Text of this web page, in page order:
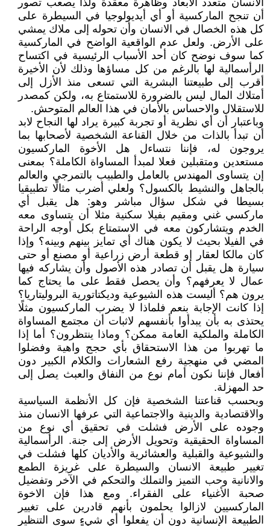
الانسان متعدد الأبعاد وظاهرة معقدة ولذا يصعب تصور
أن تنجح الماركسية أو أي أيديولوجيا في السيطرة على
كل هذه الخصال في الانسان وأن تحوله إلى ملاك يمشي
على الأرض. ولعل عدم الواقعية الواضح في الماركسية
كما سوف نوضح كان أحد الأسباب الرئيسية في اكتساح
الرأسمالية لها بالرغم من كل مساؤها وذلك لأن الأخيرة
أقرب إلى طبيعتنا البشرية التي تسعى منذ الأزل إلى
أمتلاك المال ليس بالضرورة للاستمتاع به، ولكن كمصدر
للاستقلال والاحساس بالأمان في هذا العالم المتوحش.
وباعتبار أن أي نظرية أو تجربة كبيرة يراد لها النجاح لابد
أن تبدأ بالذات من خلال القناعة الشخصية لأصحابها بما
يروجون له، فإننا نتساءل هل الأخوة الماركسيون
مستعدين ومتقبلين فعلا لمبدأ المساواة الكاملة؟ بمعنى
إن يتساوى المهندس بالعامل والطبيب بالتمرجي والعالم
بالجاهل والنشيط بالكسول؟ ولعلي أضرب مثالًا تطبيقيا
بسيطا في شكل سؤال مباشر وهو: هل يقبل أي
ماركسي غني ومقيم بفيلا سكنية مثلا أن يتساوى معه
الخدم ويتشاركون معه في الاستمتاع بكل أوجه الراحة
في الفيلا بحيث لا يكون هناك أي تمايز بينهم وبينه؟ وإذا
كان مالكا لعقار إو قطعة أرض زراعية أو مصنع أو حتى
سيارة هل يقبل أن تصادر هذه الأصول وأن يشاركه فيها
عمال لا يعرفهم؟ وأن يحصل فقط على ما يحتاج كما
يرون هم؟ أليست هذه الشيوعية وديكتاتورية البروليتاريا؟
إذا كانت الإجابة بنعم فلماذا لا يضرب الماركسيون مثلًا
يحتذى به بأن يبدأوا بأنفسهم لاثبات أن مجتمع المساواة
الكاملة والملكية العامة ممكن؟ وماذا ينتظرون؟ أما إذا
ما تهربوا من هذا الاستحقاق بأي حجج واهية وفضلوا
المضي في منهجية رفع الشعارات والكلام الكبير دون
أفعال فإننا نكون أمام نوع من النفاق والعبث يصل إلى
حد المهزلة.
وبحسب قناعتنا الشخصية فإن كل الأنظمة السياسية
والاقتصادية والدينية والاجتماعية التي عرفها الانسان منذ
وجوده على الأرض فشلت في تحقيق أي نوع من
المساواة الحقيقية وتحويل الأرض إلى جنة. الرأسمالية
والشيوعية والقبلية والعشائرية والأديان كلها فشلت في
تغيير طبيعة الانسان والسيطرة على غريزة الطمع
والانانية وحب التميز والتملك والتحكم في الآخر وتفضيل
صحبة الأغنياء على الفقراء. ومع هذا فإن الاخوة
الماركسيين لازالوا يحلمون بأنهم قادرين على تغيير
الطبيعة الإنسانية دون أن يفعلوا أي شيءٍ سوى التنظير